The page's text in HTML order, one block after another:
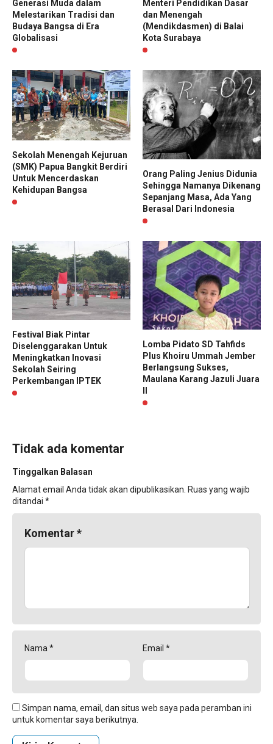
Generasi Muda dalam
Melestarikan Tradisi dan
Budaya Bangsa di Era
Globalisasi
Menteri Pendidikan Dasar
dan Menengah
(Mendikdasmen) di Balai
Kota Surabaya
Sekolah Menengah Kejuruan
(SMK) Papua Bangkit Berdiri
Untuk Mencerdaskan
Kehidupan Bangsa
Orang Paling Jenius Didunia
Sehingga Namanya Dikenang
Sepanjang Masa, Ada Yang
Berasal Dari Indonesia
Festival Biak Pintar
Diselenggarakan Untuk
Meningkatkan Inovasi
Sekolah Seiring
Perkembangan IPTEK
Lomba Pidato SD Tahfids
Plus Khoiru Ummah Jember
Berlangsung Sukses,
Maulana Karang Jazuli Juara
Tidak ada komentar
Tinggalkan Balasan
Alamat email Anda tidak akan dipublikasikan. Ruas yang wajib
ditandai *
Komentar*
Nama* Email *
Simpan nama, email, dan situs web saya pada peramban ini
untuk komentar saya berikutnya.